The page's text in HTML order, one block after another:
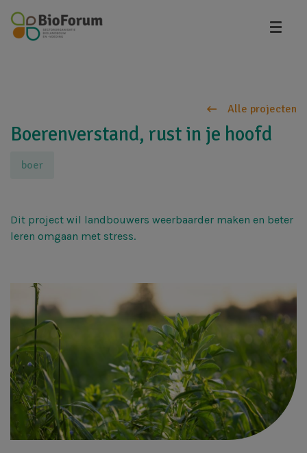
Alle projecten
Boerenverstand, rust in je hoofd
boer
Dit project wil landbouwers weerbaarder maken en beter
leren omgaan met stress.
Afbeelding